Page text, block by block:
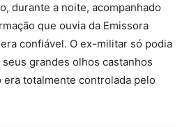
durante a noite, acompanhado
que ouvia da Emissora
confiável. O ex-militar só podia
grandes olhos castanhos
era totalmente controlada pelo